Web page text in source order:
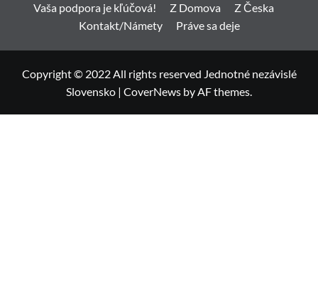
Vaša podpora je kľúčová!
Z Domova
Z Česka
Kontakt/Námety
Práve sa deje
Copyright © 2022 All rights reserved Jednotné nezávislé
Slovensko | CoverNews by AF themes.